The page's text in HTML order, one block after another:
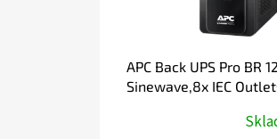
APC Back UPS Pro BR
Sinewave,8x IEC